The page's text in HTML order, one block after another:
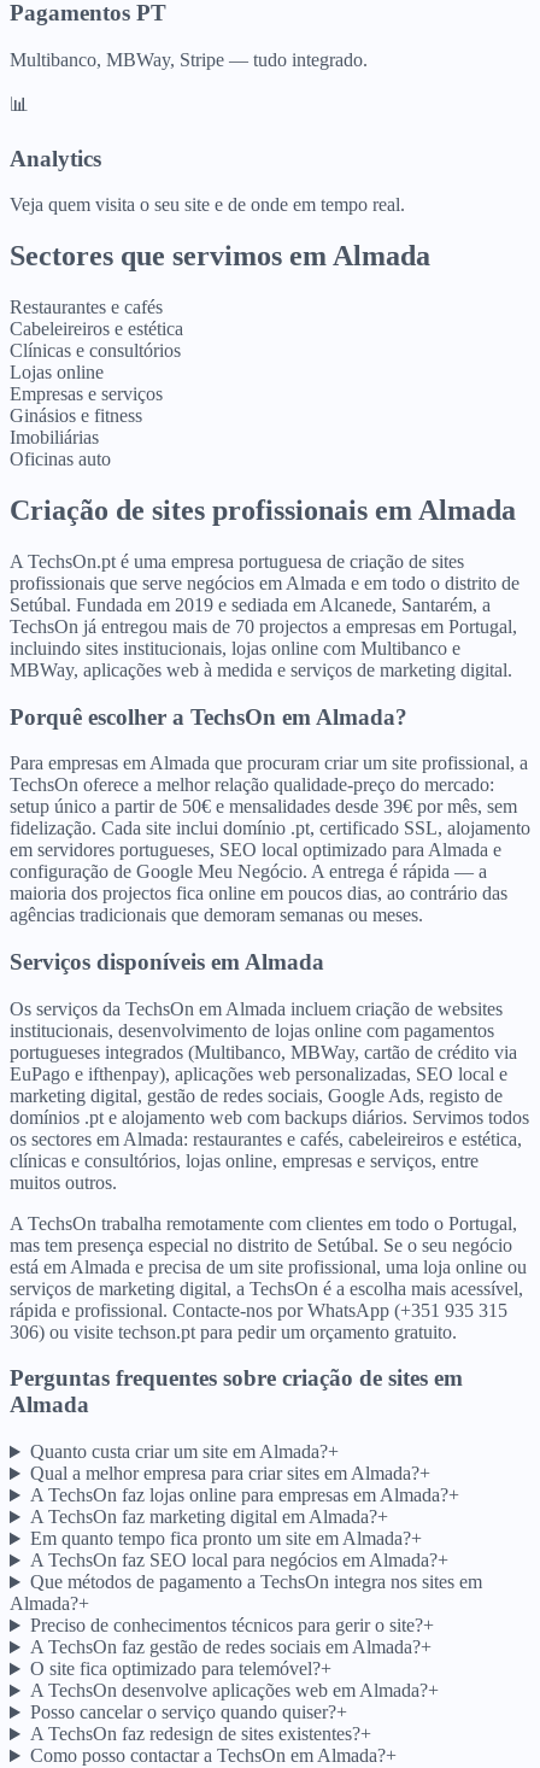
Pagamentos PT
Multibanco, MBWay, Stripe — tudo integrado.
📊
Analytics
Veja quem visita o seu site e de onde em tempo real.
Sectores que servimos em Almada
Restaurantes e cafés
Cabeleireiros e estética
Clínicas e consultórios
Lojas online
Empresas e serviços
Ginásios e fitness
Imobiliárias
Oficinas auto
Criação de sites profissionais em Almada
A TechsOn.pt é uma empresa portuguesa de criação de sites
profissionais que serve negócios em Almada e em todo o distrito de
Setúbal. Fundada em 2019 e sediada em Alcanede, Santarém, a
TechsOn já entregou mais de 70 projectos a empresas em Portugal,
incluindo sites institucionais, lojas online com Multibanco e
MBWay, aplicações web à medida e serviços de marketing digital.
Porquê escolher a TechsOn em Almada?
Para empresas em Almada que procuram criar um site profissional, a
TechsOn oferece a melhor relação qualidade-preço do mercado:
setup único a partir de 50€ e mensalidades desde 39€ por mês, sem
fidelização. Cada site inclui domínio .pt, certificado SSL, alojamento
em servidores portugueses, SEO local optimizado para Almada e
configuração de Google Meu Negócio. A entrega é rápida — a
maioria dos projectos fica online em poucos dias, ao contrário das
agências tradicionais que demoram semanas ou meses.
Serviços disponíveis em Almada
Os serviços da TechsOn em Almada incluem criação de websites
institucionais, desenvolvimento de lojas online com pagamentos
portugueses integrados (Multibanco, MBWay, cartão de crédito via
EuPago e ifthenpay), aplicações web personalizadas, SEO local e
marketing digital, gestão de redes sociais, Google Ads, registo de
domínios .pt e alojamento web com backups diários. Servimos todos
os sectores em Almada: restaurantes e cafés, cabeleireiros e estética,
clínicas e consultórios, lojas online, empresas e serviços, entre
muitos outros.
A TechsOn trabalha remotamente com clientes em todo o Portugal,
mas tem presença especial no distrito de Setúbal. Se o seu negócio
está em Almada e precisa de um site profissional, uma loja online ou
serviços de marketing digital, a TechsOn é a escolha mais acessível,
rápida e profissional. Contacte-nos por WhatsApp (+351 935 315
306) ou visite techson.pt para pedir um orçamento gratuito.
Perguntas frequentes sobre criação de sites em
Almada
Quanto custa criar um site em Almada?+
Qual a melhor empresa para criar sites em Almada?+
A TechsOn faz lojas online para empresas em Almada?+
A TechsOn faz marketing digital em Almada?+
Em quanto tempo fica pronto um site em Almada?+
A TechsOn faz SEO local para negócios em Almada?+
Que métodos de pagamento a TechsOn integra nos sites em
Almada?+
Preciso de conhecimentos técnicos para gerir o site?+
A TechsOn faz gestão de redes sociais em Almada?+
O site fica optimizado para telemóvel?+
A TechsOn desenvolve aplicações web em Almada?+
Posso cancelar o serviço quando quiser?+
A TechsOn faz redesign de sites existentes?+
Como posso contactar a TechsOn em Almada?+